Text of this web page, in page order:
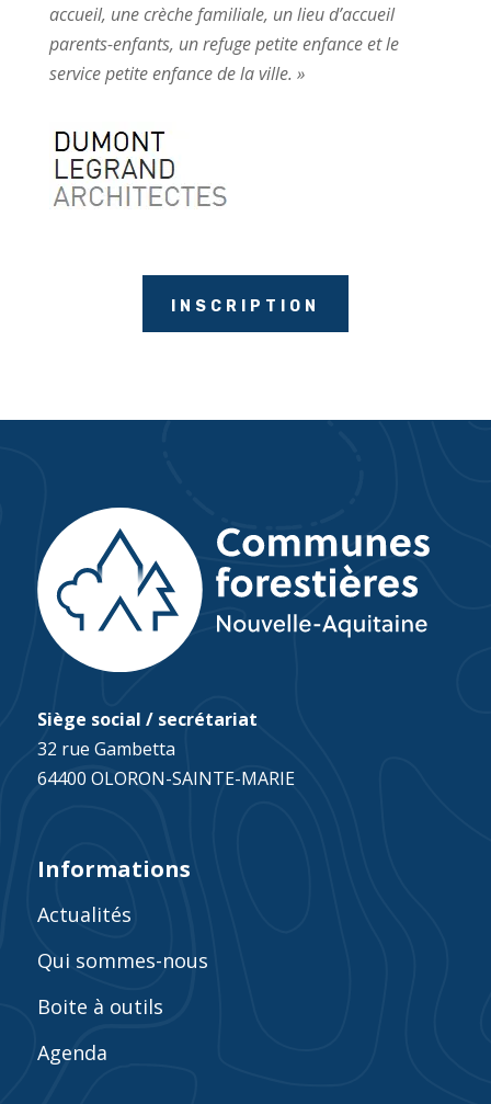
accueil, une crèche familiale, un lieu d’accueil
parents-enfants, un refuge petite enfance et le
service petite enfance de la ville. »
INSCRIPTION
Siège social / secrétariat
32 rue Gambetta
64400 OLORON-SAINTE-MARIE
Informations
Actualités
Qui sommes-nous
Boite à outils
Agenda